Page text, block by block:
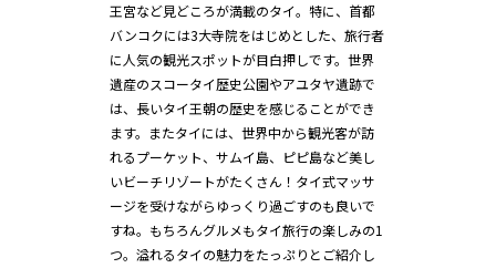
王宮など見どころが満載のタイ。特に、首都
バンコクには3大寺院をはじめとした、旅行者
に人気の観光スポットが目白押しです。世界
遺産のスコータイ歴史公園やアユタヤ遺跡で
は、長いタイ王朝の歴史を感じることができ
ます。またタイには、世界中から観光客が訪
れるプーケット、サムイ島、ピピ島など美し
いビーチリゾートがたくさん！タイ式マッサ
ージを受けながらゆっくり過ごすのも良いで
すね。もちろんグルメもタイ旅行の楽しみの1
つ。溢れるタイの魅力をたっぷりとご紹介し